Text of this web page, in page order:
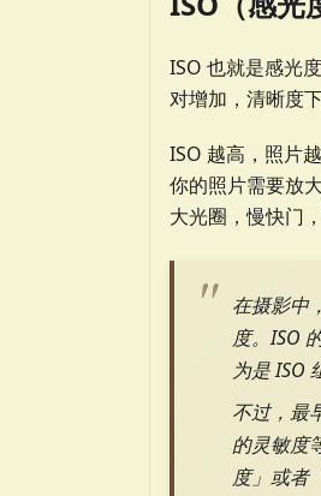
ISO 也就是感光
对增加，清晰度
ISO 越高，照片
你的照片需要放
大光圈，慢快门
在摄影中
度。ISO
为是 ISO
不过，最
的灵敏度
度」或者